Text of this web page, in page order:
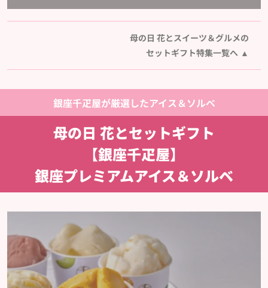
母の日 花とスイーツ＆グルメの
セットギフト特集一覧へ
銀座千疋屋が厳選したアイス＆ソルベ
母の日 花とセットギフト
【銀座千疋屋】
銀座プレミアムアイス＆ソルベ